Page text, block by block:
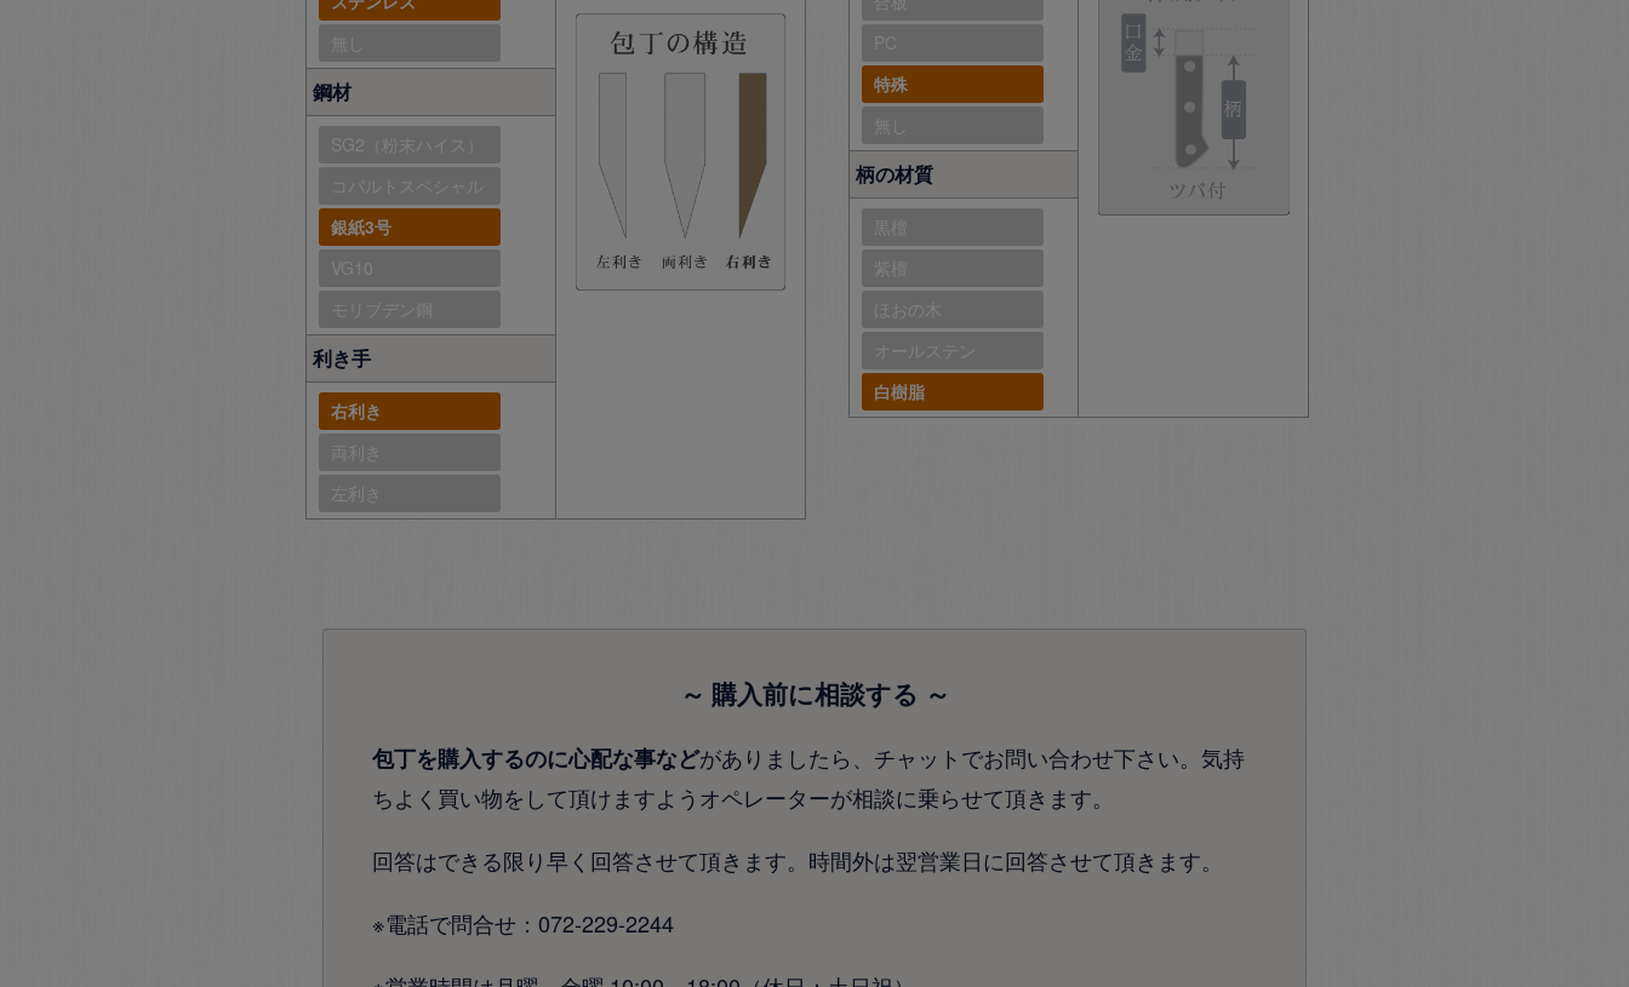
無し
鋼材
SG2（粉末ハイス）
コバルトスペシャル
銀紙3号
VG10
モリブデン鋼
利き手
右利き
両利き
左利き
PC
特殊
無し
柄の材質
黒檀
紫檀
ほおの木
オールステン
白樹脂
～ 購入前に相談する ～
包丁を購入するのに心配な事などがありましたら、チャットでお問い合わせ下さい。気持
ちよく買い物をして頂けますようオペレーターが相談に乗らせて頂きます。
回答はできる限り早く回答させて頂きます。時間外は翌営業日に回答させて頂きます。
※電話で問合せ：072-229-2244